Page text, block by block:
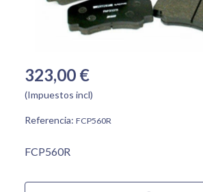
323,00 €
(Impuestos incl)
Referencia: FCP560R
FCP560R